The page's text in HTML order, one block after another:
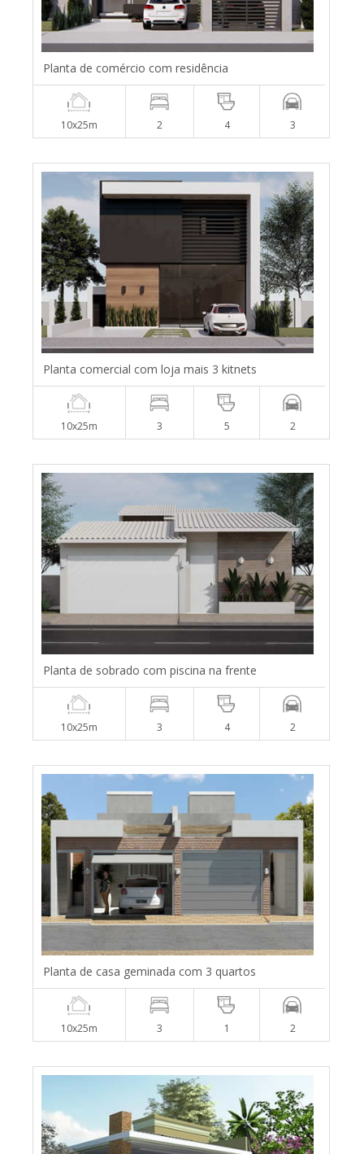
Planta de comércio com residência
10x25m 2 4 3
Planta comercial com loja mais 3 kitnets
10x25m 3 5 2
Planta de sobrado com piscina na frente
10x25m 3 4 2
Planta de casa geminada com 3 quartos
10x25m 3 1 2